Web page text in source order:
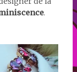
.